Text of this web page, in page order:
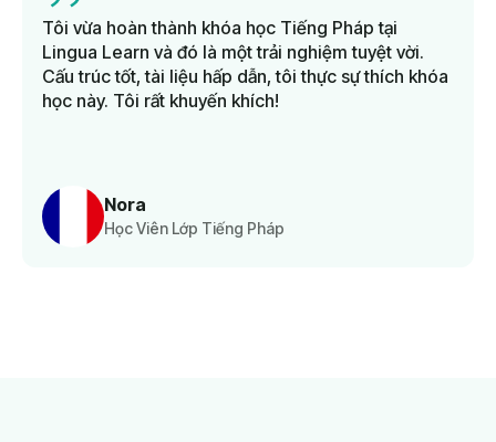
Nora
Học Viên Lớp Tiếng Pháp
Tôi vừa hoàn thành khóa học Tiếng Pháp tại
Lingua Learn và đó là một trải nghiệm tuyệt vời.
Cấu trúc tốt, tài liệu hấp dẫn, tôi thực sự thích khóa
học này. Tôi rất khuyến khích!